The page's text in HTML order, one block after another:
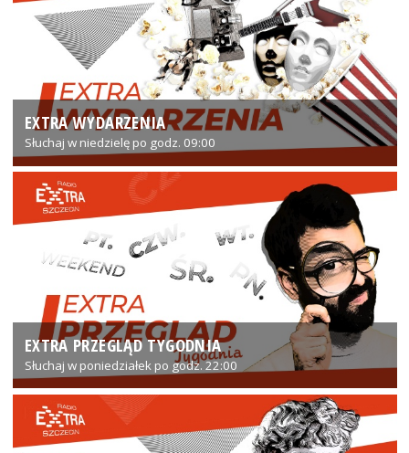
EXTRA WYDARZENIA
Słuchaj w niedzielę po godz. 09:00
EXTRA PRZEGLĄD TYGODNIA
Słuchaj w poniedziałek po godz. 22:00